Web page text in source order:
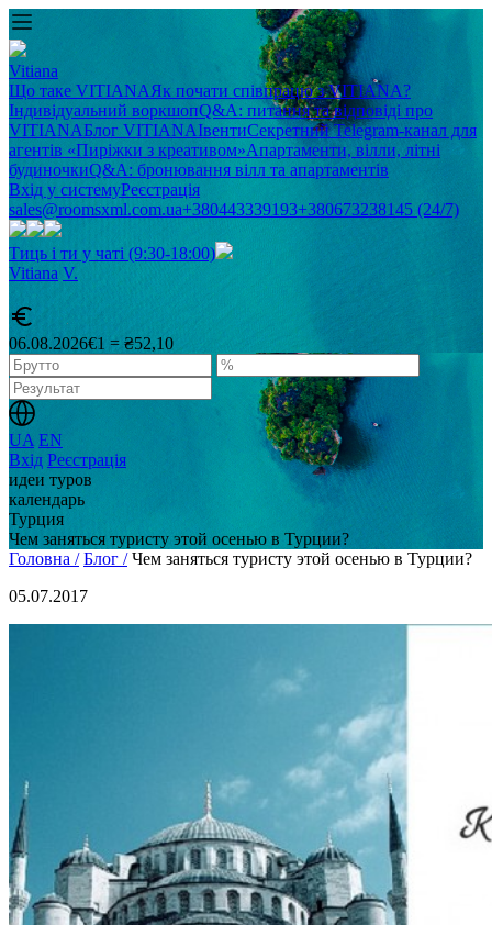
Vitiana
Що таке VITIANAЯк почати співпрацю з VITIANA?
Індивідуальний воркшопQ&A: питання та відповіді про
VITIANAБлог VITIANAІвентиСекретний Telegram-канал для
агентів «Пиріжки з креативом»Апартаменти, вілли, літні
будиночкиQ&A: бронювання вілл та апартаментів
Вхід у системуРеєстрація
sales@roomsxml.com.ua+380443339193+380673238145 (24/7)
Тиць і ти у чаті (9:30-18:00)
Vitiana V.
06.08.2026€1 = ₴52,10
UA EN
Вхід Реєстрація
идеи туров
календарь
Турция
Чем заняться туристу этой осенью в Турции?
Головна / Блог / Чем заняться туристу этой осенью в Турции?
05.07.2017